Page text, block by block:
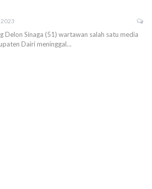
Delon Sinaga (51) wartawan salah satu media
Dairi meninggal…